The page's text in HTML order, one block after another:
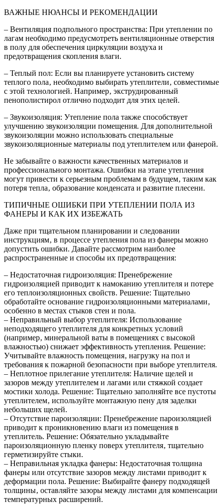
ВАЖНЫЕ НЮАНСЫ И РЕКОМЕНДАЦИИ
– Вентиляция подпольного пространства: При утеплении по
лагам необходимо предусмотреть вентиляционные отверстия
в полу для обеспечения циркуляции воздуха и
предотвращения скопления влаги.
– Теплый пол: Если вы планируете установить систему
теплого пола‚ необходимо выбирать утеплители‚ совместимые
с этой технологией. Например‚ экструдированный
пенополистирол отлично подходит для этих целей.
– Звукоизоляция: Утепление пола также способствует
улучшению звукоизоляции помещения. Для дополнительной
звукоизоляции можно использовать специальные
звукоизоляционные материалы под утеплителем или фанерой.
Не забывайте о важности качественных материалов и
профессионального монтажа. Ошибки на этапе утепления
могут привести к серьезным проблемам в будущем‚ таким как
потеря тепла‚ образование конденсата и развитие плесени.
ТИПИЧНЫЕ ОШИБКИ ПРИ УТЕПЛЕНИИ ПОЛА ИЗ
ФАНЕРЫ И КАК ИХ ИЗБЕЖАТЬ
Даже при тщательном планировании и следовании
инструкциям‚ в процессе утепления пола из фанеры можно
допустить ошибки. Давайте рассмотрим наиболее
распространенные и способы их предотвращения:
– Недостаточная гидроизоляция: Пренебрежение
гидроизоляцией приводит к намоканию утеплителя и потере
его теплоизоляционных свойств. Решение: Тщательно
обработайте основание гидроизоляционными материалами‚
особенно в местах стыков стен и пола.
– Неправильный выбор утеплителя: Использование
неподходящего утеплителя для конкретных условий
(например‚ минеральной ваты в помещениях с высокой
влажностью) снижает эффективность утепления. Решение:
Учитывайте влажность помещения‚ нагрузку на пол и
требования к пожарной безопасности при выборе утеплителя.
– Неплотное прилегание утеплителя: Наличие щелей и
зазоров между утеплителем и лагами или стяжкой создает
мостики холода. Решение: Тщательно заполняйте все пустоты
утеплителем‚ используйте монтажную пену для заделки
небольших щелей.
– Отсутствие пароизоляции: Пренебрежение пароизоляцией
приводит к проникновению влаги из помещения в
утеплитель. Решение: Обязательно укладывайте
пароизоляционную пленку поверх утеплителя‚ тщательно
герметизируйте стыки.
– Неправильная укладка фанеры: Недостаточная толщина
фанеры или отсутствие зазоров между листами приводит к
деформации пола. Решение: Выбирайте фанеру подходящей
толщины‚ оставляйте зазоры между листами для компенсации
температурных расширений.